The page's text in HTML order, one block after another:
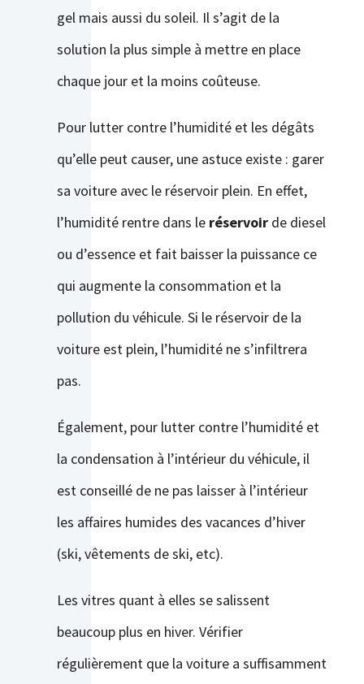
gel mais aussi du soleil. Il s’agit de la
solution la plus simple à mettre en place
chaque jour et la moins coûteuse.
Pour lutter contre l’humidité et les dégâts
qu’elle peut causer, une astuce existe : garer
sa voiture avec le réservoir plein. En effet,
l’humidité rentre dans le réservoirde diesel
ou d’essence et fait baisser la puissance ce
qui augmente la consommation et la
pollution du véhicule. Si le réservoir de la
voiture est plein, l’humidité ne s’infiltrera
pas.
Également, pour lutter contre l’humidité et
la condensation à l’intérieur du véhicule, il
est conseillé de ne pas laisser à l’intérieur
les affaires humides des vacances d’hiver
(ski, vêtements de ski, etc).
Les vitres quant à elles se salissent
beaucoup plus en hiver. Vérifier
régulièrement que la voiture a suffisamment